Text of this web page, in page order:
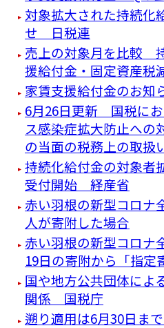
対象拡大された持続化
せ 日税連
売上の対象月を比較
援給付金・固定資産税
家賃支援給付金のお
6月26日更新 国税に
ス感染症拡大防止への
の当面の税務上の取
持続化給付金の対象
受付開始 経産省
赤い羽根の新型コロ
人が寄附した場合
赤い羽根の新型コロ
19日の寄附から「指定
国や地方公共団体によ
関係 国税庁
遡り適用は6月30日ま